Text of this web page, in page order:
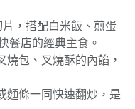
，搭配白米飯、煎蛋
餐店的經典主食。
燒包、叉燒酥的內餡，
麵條一同快速翻炒，是